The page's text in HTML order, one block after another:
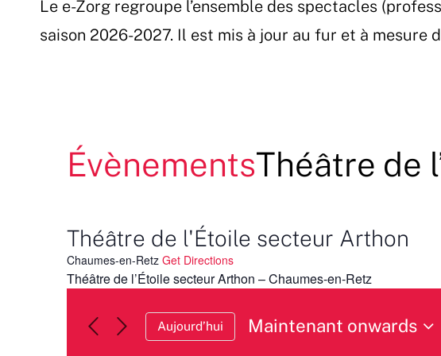
Le e-Zorg regroupe l’ensemble des spectacles
saison 2026-2027. Il est mis à jour au fur et à mesure
ÉvènementsThéâtre de
Théâtre de l'Étoile secteur Arthon
Chaumes-en-Retz Get Directions
Théâtre de l’Étoile secteur Arthon – Chaumes-en-Retz
Aujourd’hui
Maintenant onwards